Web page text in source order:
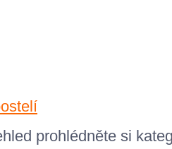
prohlédněte si